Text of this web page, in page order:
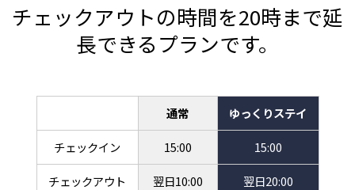
チェックアウトの時間を20時まで延
長できるプランです。
通常 ゆっくりステイ
チェックイン 15:00 15:00
チェックアウト 翌日10:00 翌日20:00